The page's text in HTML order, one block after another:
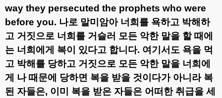
way they persecuted the prophets who were
before you. 나로 말미암아 너희를 욕하고 박해하
고 거짓으로 너희를 거슬러 모든 악한 말을 할 때에
는 너희에게 복이 있다고 합니다. 여기서도 욕을 먹
고 박해를 당하고 거짓으로 모든 악한 말을 너희에
게 나 때문에 당하면 복을 받을 것이다가 아니라 복
된 자들은, 이미 복을 받은 자들은 어떠한 취급을 세